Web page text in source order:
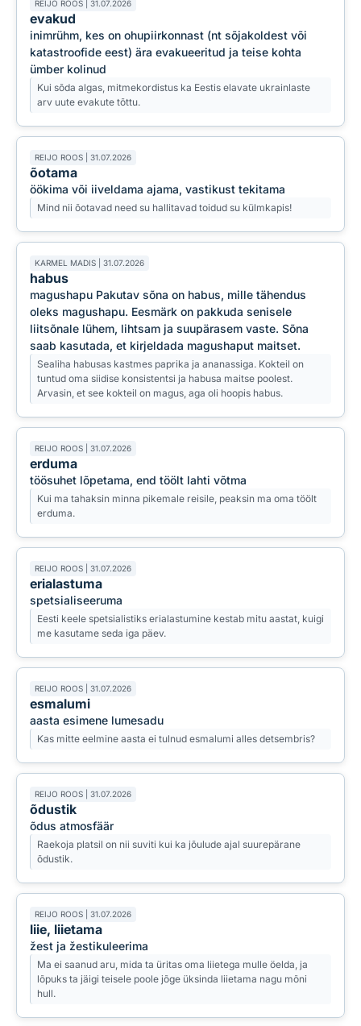
REIJO ROOS | 31.07.2026
evakud
inimrühm, kes on ohupiirkonnast (nt sõjakoldest või
katastroofide eest) ära evakueeritud ja teise kohta
ümber kolinud
Kui sõda algas, mitmekordistus ka Eestis elavate ukrainlaste
arv uute evakute tõttu.
REIJO ROOS | 31.07.2026
õotama
öökima või iiveldama ajama, vastikust tekitama
Mind nii õotavad need su hallitavad toidud su külmkapis!
KARMEL MADIS | 31.07.2026
habus
magushapu Pakutav sõna on habus, mille tähendus
oleks magushapu. Eesmärk on pakkuda senisele
liitsõnale lühem, lihtsam ja suupärasem vaste. Sõna
saab kasutada, et kirjeldada magushaput maitset.
Sealiha habusas kastmes paprika ja ananassiga. Kokteil on
tuntud oma siidise konsistentsi ja habusa maitse poolest.
Arvasin, et see kokteil on magus, aga oli hoopis habus.
REIJO ROOS | 31.07.2026
erduma
töösuhet lõpetama, end töölt lahti võtma
Kui ma tahaksin minna pikemale reisile, peaksin ma oma töölt
erduma.
REIJO ROOS | 31.07.2026
erialastuma
spetsialiseeruma
Eesti keele spetsialistiks erialastumine kestab mitu aastat, kuigi
me kasutame seda iga päev.
REIJO ROOS | 31.07.2026
esmalumi
aasta esimene lumesadu
Kas mitte eelmine aasta ei tulnud esmalumi alles detsembris?
REIJO ROOS | 31.07.2026
õdustik
õdus atmosfäär
Raekoja platsil on nii suviti kui ka jõulude ajal suurepärane
õdustik.
REIJO ROOS | 31.07.2026
liie, liietama
žest ja žestikuleerima
Ma ei saanud aru, mida ta üritas oma liietega mulle öelda, ja
lõpuks ta jäigi teisele poole jõge üksinda liietama nagu mõni
hull.